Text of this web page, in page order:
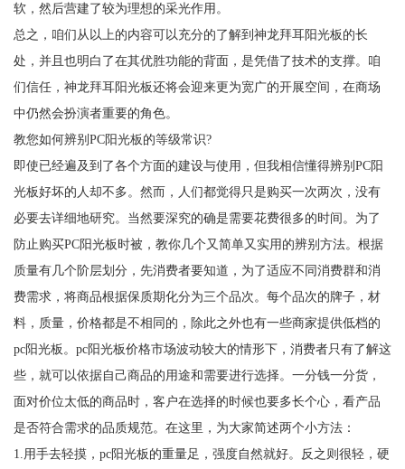
软，然后营建了较为理想的采光作用。
总之，咱们从以上的内容可以充分的了解到神龙拜耳阳光板的长
处，并且也明白了在其优胜功能的背面，是凭借了技术的支撑。咱
们信任，神龙拜耳阳光板还将会迎来更为宽广的开展空间，在商场
中仍然会扮演者重要的角色。
教您如何辨别PC阳光板的等级常识?
即使已经遍及到了各个方面的建设与使用，但我相信懂得辨别PC阳
光板好坏的人却不多。然而，人们都觉得只是购买一次两次，没有
必要去详细地研究。当然要深究的确是需要花费很多的时间。为了
防止购买PC阳光板时被，教你几个又简单又实用的辨别方法。根据
质量有几个阶层划分，先消费者要知道，为了适应不同消费群和消
费需求，将商品根据保质期化分为三个品次。每个品次的牌子，材
料，质量，价格都是不相同的，除此之外也有一些商家提供低档的
pc阳光板。pc阳光板价格市场波动较大的情形下，消费者只有了解这
些，就可以依据自己商品的用途和需要进行选择。一分钱一分货，
面对价位太低的商品时，客户在选择的时候也要多长个心，看产品
是否符合需求的品质规范。在这里，为大家简述两个小方法：
1.用手去轻摸，pc阳光板的重量足，强度自然就好。反之则很轻，硬